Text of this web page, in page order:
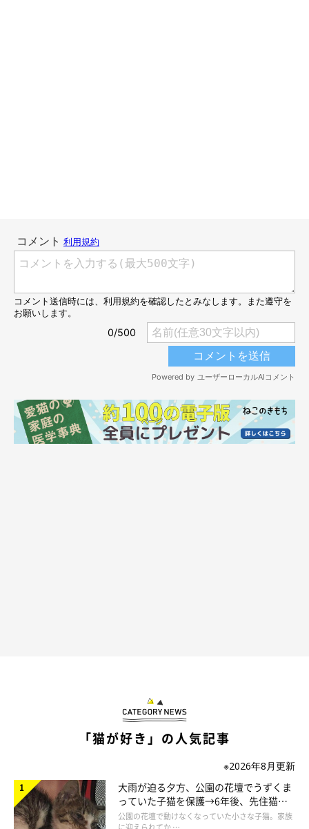
「猫が好き」の人気記事
※2026年8月更新
大雨が迫る夕方、公園の花壇でうずくま
っていた子猫を保護→6年後、先住猫
と“姉妹”のような関係に
公園の花壇で動けなくなっていた小さな子猫。家族